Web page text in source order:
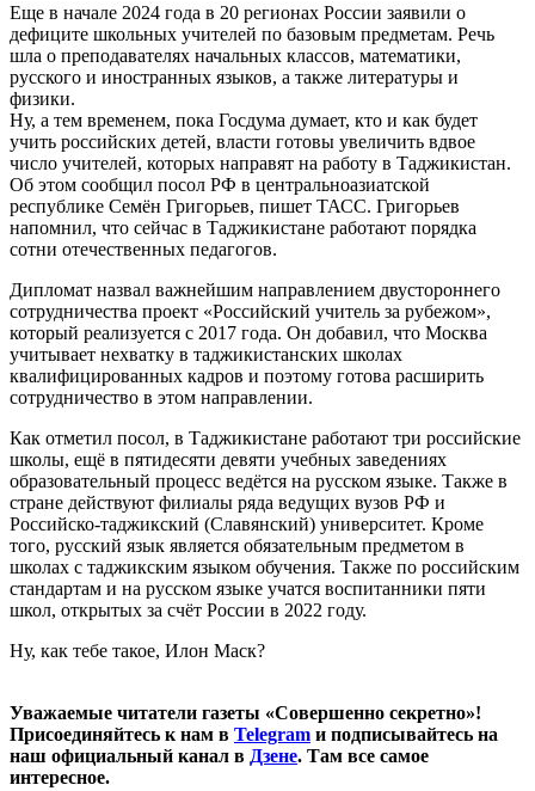
Еще в начале 2024 года в 20 регионах России заявили о
дефиците школьных учителей по базовым предметам. Речь
шла о преподавателях начальных классов, математики,
русского и иностранных языков, а также литературы и
физики.
Ну, а тем временем, пока Госдума думает, кто и как будет
учить российских детей, власти готовы увеличить вдвое
число учителей, которых направят на работу в Таджикистан.
Об этом сообщил посол РФ в центральноазиатской
республике Семён Григорьев, пишет ТАСС. Григорьев
напомнил, что сейчас в Таджикистане работают порядка
сотни отечественных педагогов.
Дипломат назвал важнейшим направлением двустороннего
сотрудничества проект «Российский учитель за рубежом»,
который реализуется с 2017 года. Он добавил, что Москва
учитывает нехватку в таджикистанских школах
квалифицированных кадров и поэтому готова расширить
сотрудничество в этом направлении.
Как отметил посол, в Таджикистане работают три российские
школы, ещё в пятидесяти девяти учебных заведениях
образовательный процесс ведётся на русском языке. Также в
стране действуют филиалы ряда ведущих вузов РФ и
Российско-таджикский (Славянский) университет. Кроме
того, русский язык является обязательным предметом в
школах с таджикским языком обучения. Также по российским
стандартам и на русском языке учатся воспитанники пяти
школ, открытых за счёт России в 2022 году.
Ну, как тебе такое, Илон Маск?
Уважаемые читатели газеты «Совершенно секретно»!
Присоединяйтесь к нам в Telegram и подписывайтесь на
наш официальный канал в Дзене. Там все самое
интересное.